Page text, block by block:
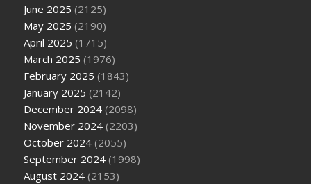
June 2025 (2125)
May 2025 (2190)
April 2025 (1715)
March 2025 (1976)
February 2025 (1843)
January 2025 (2142)
December 2024 (2098)
November 2024 (2203)
October 2024 (2055)
September 2024 (1998)
August 2024 (2153)